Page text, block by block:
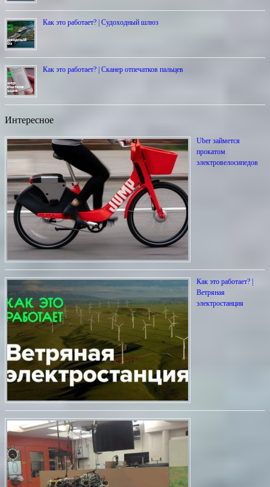
Как это работает? | Cудоходный шлюз
Как это работает? | Сканер отпечатков пальцев
Интересное
Uber займется
прокатом
электровелосипедов
Как это работает? |
Ветряная
электростанция